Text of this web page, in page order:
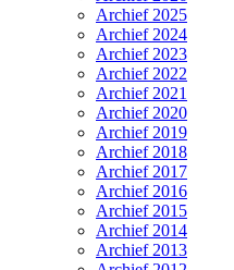
Archief 2025
Archief 2024
Archief 2023
Archief 2022
Archief 2021
Archief 2020
Archief 2019
Archief 2018
Archief 2017
Archief 2016
Archief 2015
Archief 2014
Archief 2013